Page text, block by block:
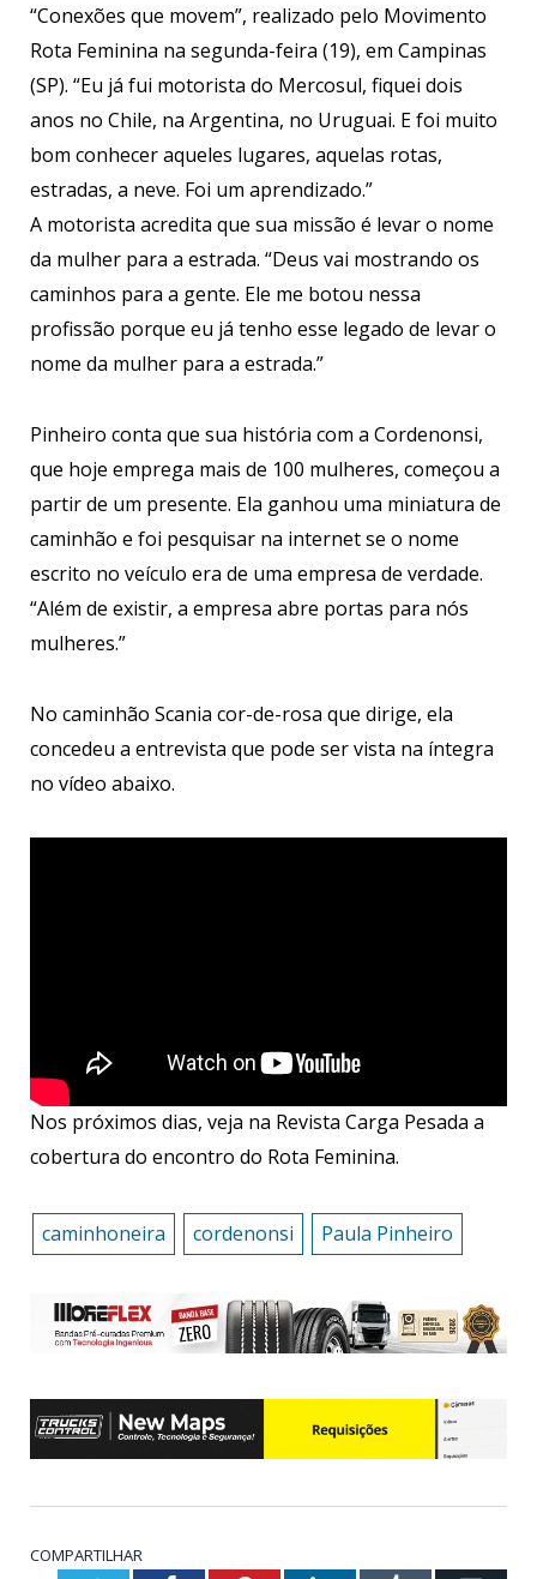
“Conexões que movem”, realizado pelo Movimento
Rota Feminina na segunda-feira (19), em Campinas
(SP). “Eu já fui motorista do Mercosul, fiquei dois
anos no Chile, na Argentina, no Uruguai. E foi muito
bom conhecer aqueles lugares, aquelas rotas,
estradas, a neve. Foi um aprendizado.”
A motorista acredita que sua missão é levar o nome
da mulher para a estrada. “Deus vai mostrando os
caminhos para a gente. Ele me botou nessa
profissão porque eu já tenho esse legado de levar o
nome da mulher para a estrada.”
Pinheiro conta que sua história com a Cordenonsi,
que hoje emprega mais de 100 mulheres, começou a
partir de um presente. Ela ganhou uma miniatura de
caminhão e foi pesquisar na internet se o nome
escrito no veículo era de uma empresa de verdade.
“Além de existir, a empresa abre portas para nós
mulheres.”
No caminhão Scania cor-de-rosa que dirige, ela
concedeu a entrevista que pode ser vista na íntegra
no vídeo abaixo.
Nos próximos dias, veja na Revista Carga Pesada a
cobertura do encontro do Rota Feminina.
caminhoneira cordenonsi Paula Pinheiro
COMPARTILHAR